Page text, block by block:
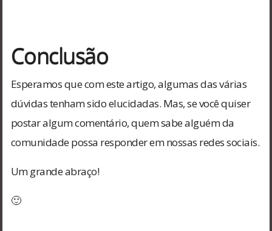
Conclusão
Esperamos que com este artigo, algumas das várias
dúvidas tenham sido elucidadas. Mas, se você quiser
postar algum comentário, quem sabe alguém da
comunidade possa responder em nossas redes sociais.
Um grande abraço!
🙂